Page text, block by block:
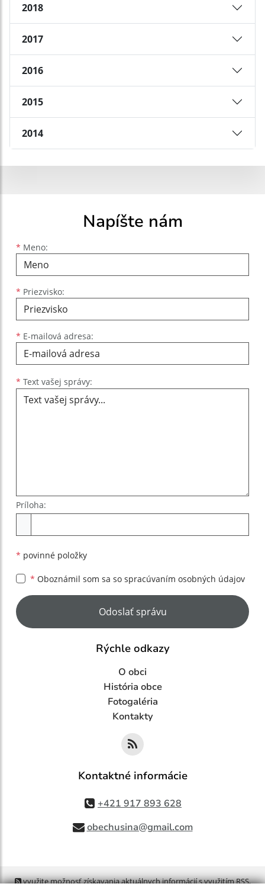
2018
2017
2016
2015
2014
Napíšte nám
* Meno:
Meno
* Priezvisko:
Priezvisko
* E-mailová adresa:
E-mailová adresa
* Text vašej správy:
Príloha:
* povinné položky
* Oboznámil som sa so spracúvaním osobných údajov
Google reCaptcha Response
Odoslať správu
Rýchle odkazy
O obci
História obce
Fotogaléria
Kontakty
Kontaktné informácie
+421 917 893 628
obechusina@gmail.com
využite možnosť získavania aktuálnych informácií s využitím RSS,